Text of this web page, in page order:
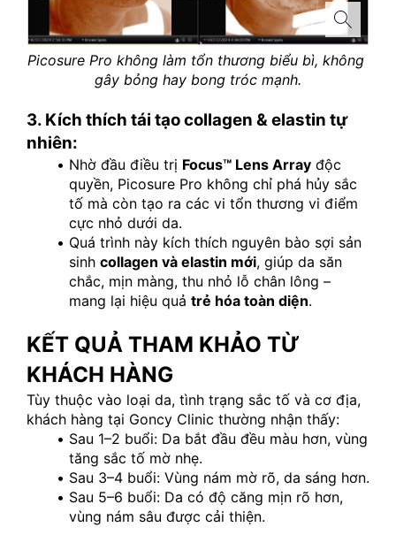
Picosure Pro không làm tổn thương biểu bì, không
gây bỏng hay bong tróc mạnh.
3. Kích thích tái tạo collagen & elastin tự
nhiên:
Nhờ đầu điều trị Focus™ Lens Array độc
quyền, Picosure Pro không chỉ phá hủy sắc
tố mà còn tạo ra các vi tổn thương vi điểm
cực nhỏ dưới da.
Quá trình này kích thích nguyên bào sợi sản
sinh collagen và elastin mới, giúp da săn
chắc, mịn màng, thu nhỏ lỗ chân lông –
mang lại hiệu quả trẻ hóa toàn diện.
KẾT QUẢ THAM KHẢO TỪ
KHÁCH HÀNG
Tùy thuộc vào loại da, tình trạng sắc tố và cơ địa,
khách hàng tại Goncy Clinic thường nhận thấy:
Sau 1–2 buổi: Da bắt đầu đều màu hơn, vùng
tăng sắc tố mờ nhẹ.
Sau 3–4 buổi: Vùng nám mờ rõ, da sáng hơn.
Sau 5–6 buổi: Da có độ căng mịn rõ hơn,
vùng nám sâu được cải thiện.